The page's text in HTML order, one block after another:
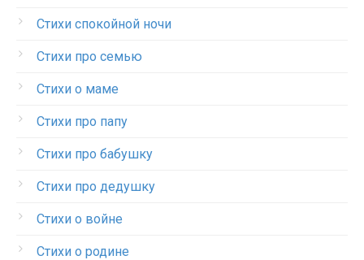
Стихи спокойной ночи
Стихи про семью
Стихи о маме
Стихи про папу
Стихи про бабушку
Стихи про дедушку
Стихи о войне
Стихи о родине